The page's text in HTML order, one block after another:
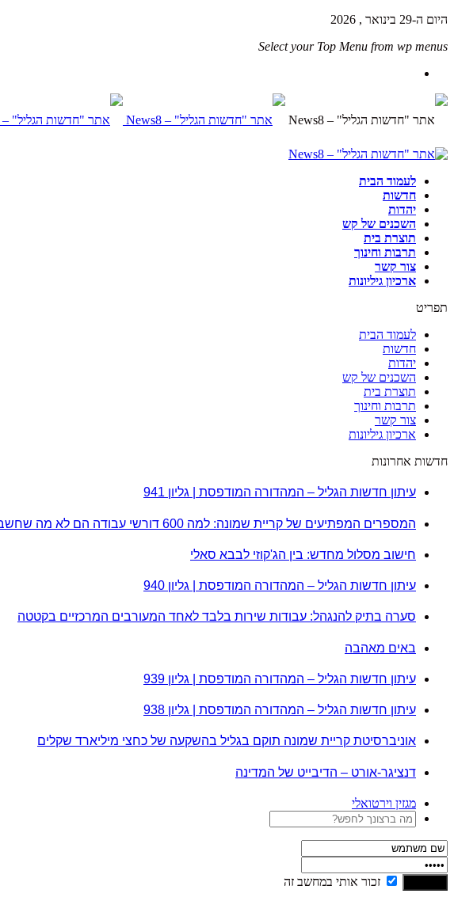
היום ה-29 בינואר , 2026
Select your Top Menu from wp menus
לעמוד הבית
חדשות
יהדות
השכנים של קש
תוצרת בית
תרבות וחינוך
צור קשר
ארכיון גיליונות
תפריט
לעמוד הבית
חדשות
יהדות
השכנים של קש
תוצרת בית
תרבות וחינוך
צור קשר
ארכיון גיליונות
חדשות אחרונות
עיתון חדשות הגליל – המהדורה המודפסת | גליון 941
המספרים המפתיעים של קריית שמונה: למה 600 דורשי עבודה הם לא מה שחשבתם?
חישוב מסלול מחדש: בין הג'קוזי לבבא סאלי
עיתון חדשות הגליל – המהדורה המודפסת | גליון 940
סערה בתיק להנגהל: עבודות שירות בלבד לאחד המעורבים המרכזיים בקטטה
באים מאהבה
עיתון חדשות הגליל – המהדורה המודפסת | גליון 939
עיתון חדשות הגליל – המהדורה המודפסת | גליון 938
אוניברסיטת קריית שמונה תוקם בגליל בהשקעה של כחצי מיליארד שקלים
דנציגר-אורט – הדיבייט של המדינה
מגזין וירטואלי
זכור אותי במחשב זה